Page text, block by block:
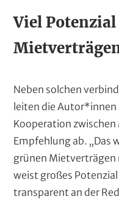
Viel
Neben solchen
leiten die Autor*innen
Kooperation
Empfehlung ab. „Das
grünen
weist großes
transparent an der